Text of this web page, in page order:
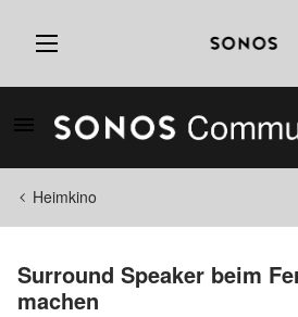
Heimkino
Surround Speaker beim
machen